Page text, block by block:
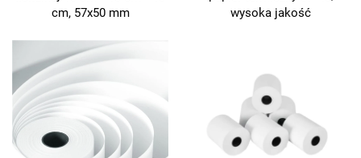
cm, 57x50 mm
wysoka jakość